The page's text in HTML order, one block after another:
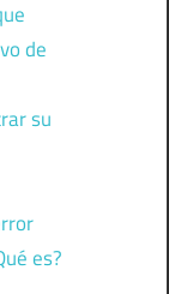
de
su
es?